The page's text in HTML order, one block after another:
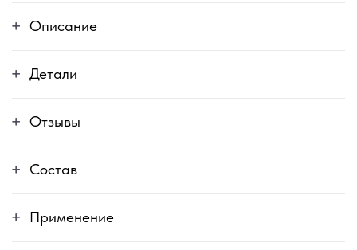
Описание
Детали
Отзывы
Состав
Применение